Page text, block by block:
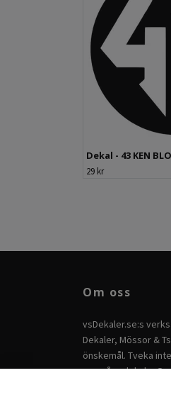
Dekal - 43 KEN
29 kr
Om oss
vsDekaler.se:s
Dekaler, Mössor &
önskemål. Tveka
oss på